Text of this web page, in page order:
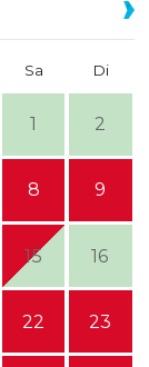
Sa Di
1 2
8 9
15 16
22 23